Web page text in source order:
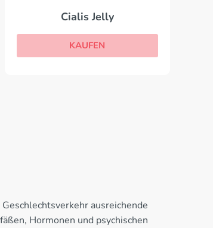
Cialis Jelly
KAUFEN
ausreichende
Hormonen und psychischen